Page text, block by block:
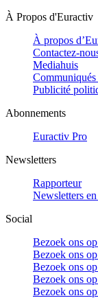
À Propos d'Euractiv
À propos
Contactez-
Mediahuis
Communiqués
Publicité
Abonnements
Euractiv Pro
Newsletters
Rapporteur
Newsletters
Social
Bezoek ons
Bezoek ons
Bezoek ons
Bezoek ons
Bezoek ons